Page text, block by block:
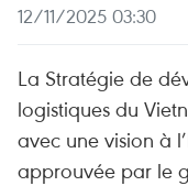
12/11/2025 03:30
La Stratégie de
logistiques du
avec une vision à
approuvée par le